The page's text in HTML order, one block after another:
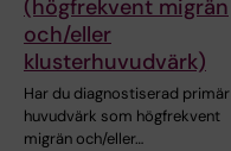
(högfrekvent migrän
och/eller
klusterhuvudvärk)
Har du diagnostiserad primär
huvudvärk som högfrekvent
migrän och/eller…